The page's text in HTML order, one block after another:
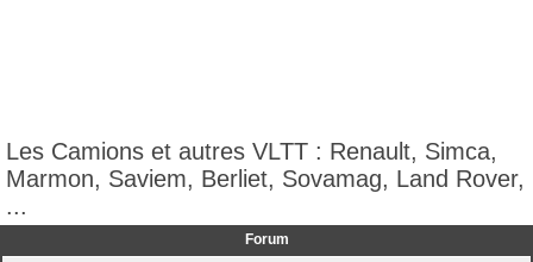
Les Camions et autres VLTT : Renault, Simca,
Marmon, Saviem, Berliet, Sovamag, Land Rover,
...
Forum